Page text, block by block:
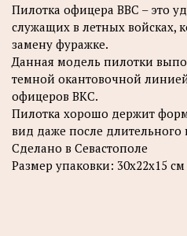
Пилотка офицера ВВС – это
служащих в летных войсках,
замену фуражке.
Данная модель пилотки
темной окантовочной
офицеров ВКС.
Пилотка хорошо держит
вид даже после
Сделано в Севастополе
Размер упаковки: 30х22х15 см